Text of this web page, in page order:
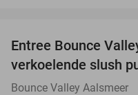
Entree Bounce
verkoelende slush
Bounce Valley Aalsmeer